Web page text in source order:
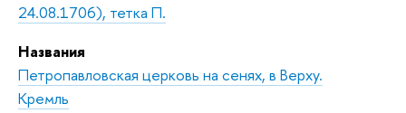
24.08.1706), тетка П.
Названия
Петропавловская церковь на сенях, в Верху.
Кремль